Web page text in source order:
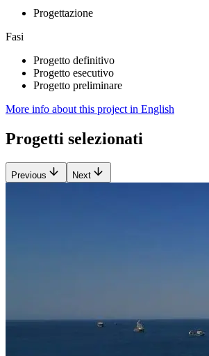
Progettazione
Fasi
Progetto definitivo
Progetto esecutivo
Progetto preliminare
More info about this project in English
Progetti selezionati
Previous Next